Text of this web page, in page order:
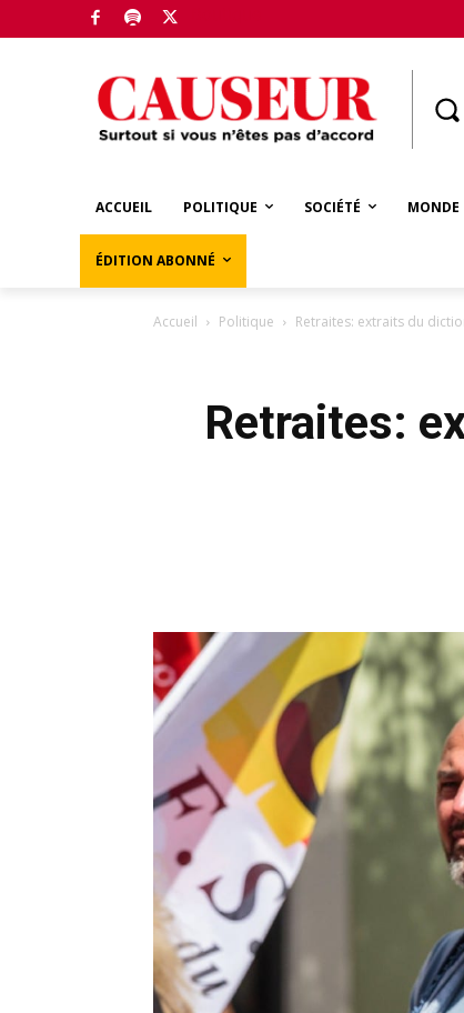
ACCUEIL POLITIQUE SOCIÉTÉ MONDE
ÉDITION ABONNÉ
Accueil Politique Retraites: extraits du
Retraites: